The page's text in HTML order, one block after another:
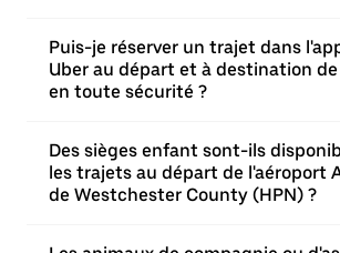
Puis-je réserver un trajet dans
Uber au départ et à destination
en toute sécurité ?
Des sièges enfant sont-ils
les trajets au départ de l'aéroport
de Westchester County (HPN) ?